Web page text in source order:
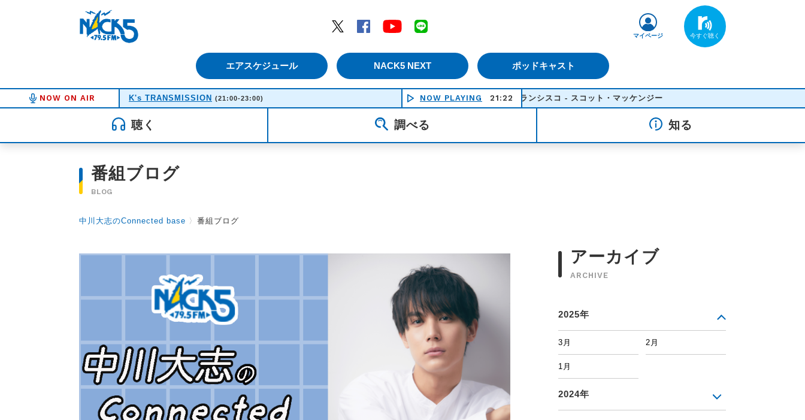
Twitter
Facebook YouTube
エアスケジュール NACK5 NEXT ポッドキャスト
マイページ
NOW ON AIR K's TRANSMISSION (21:00-23:00) NOW PLAYING 21:22
花のサンフランシスコ - スコット・マッケンジー
聴く 調べる 知る
番組ブログ
BLOG
中川大志のConnected base 〉 番組ブログ
アーカイブ
ARCHIVE
2025年
3月 2月
1月
2024年